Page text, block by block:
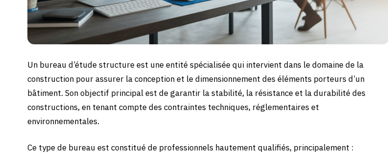
Un bureau d’étude structure est une entité spécialisée qui intervient dans le domaine de la
construction pour assurer la conception et le dimensionnement des éléments porteurs d’un
bâtiment. Son objectif principal est de garantir la stabilité, la résistance et la durabilité des
constructions, en tenant compte des contraintes techniques, réglementaires et
environnementales.
Ce type de bureau est constitué de professionnels hautement qualifiés, principalement :